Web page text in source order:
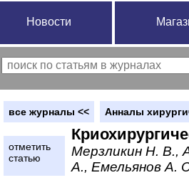
Новости
вce журналы << Анналы
отметить
статью
Мерзликин Н. В.,
А., Емельянов А.